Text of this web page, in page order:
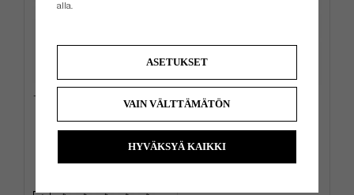
Titleist Players S4 - Stand Bag Srixon AD 333 - 2026 - White
alla.
ASETUKSET
VAIN VÄLTTÄMÄTÖN
HYVÄKSYÄ KAIKKI